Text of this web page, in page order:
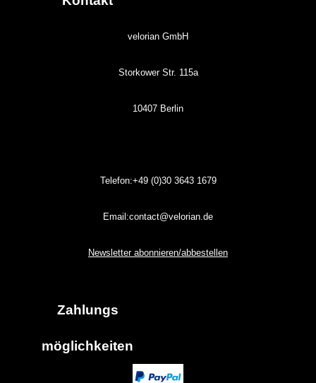
velorian GmbH
Storkower Str. 115a
10407 Berlin
Telefon:+49 (0)3036431679
Email:contact@velorian.de
Newsletter abonnieren/abbestellen
Zahlungs
möglichkeiten